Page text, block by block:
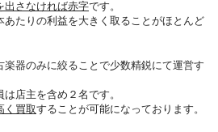
出さなければ赤字です。
あたりの利益を大きく取ることがほとんど
楽器のみに絞ることで少数精鋭にて運営す
店主を含め２名です。
く買取することが可能になっております。